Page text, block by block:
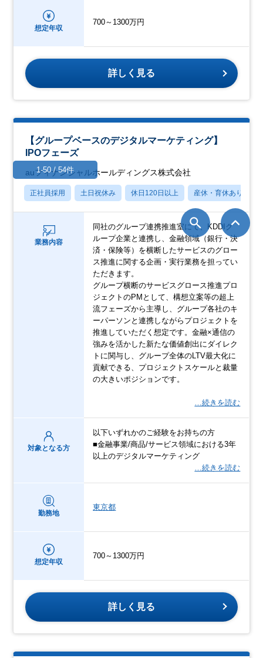
想定年収
700～1300万円
詳しく見る
【グループベースのデジタルマーケティング】
IPOフェーズ
auフィナンシャルホールディングス株式会社
正社員採用 土日祝休み 休日120日以上 産休・育休あり
業務内容
同社のグループ連携推進室にて、KDDIグ
ループ企業と連携し、金融領域（銀行・決
済・保険等）を横断したサービスのグロー
ス推進に関する企画・実行業務を担ってい
ただきます。
グループ横断のサービスグロース推進プロ
ジェクトのPMとして、構想立案等の超上
流フェーズから主導し、グループ各社のキ
ーパーソンと連携しながらプロジェクトを
推進していただく想定です。金融×通信の
強みを活かした新たな価値創出にダイレク
トに関与し、グループ全体のLTV最大化に
貢献できる、プロジェクトスケールと裁量
の大きいポジションです。
…続きを読む
対象となる方
以下いずれかのご経験をお持ちの方
■金融事業/商品/サービス領域における3年
以上のデジタルマーケティング
…続きを読む
勤務地
東京都
想定年収
700～1300万円
詳しく見る
1-50 / 54件